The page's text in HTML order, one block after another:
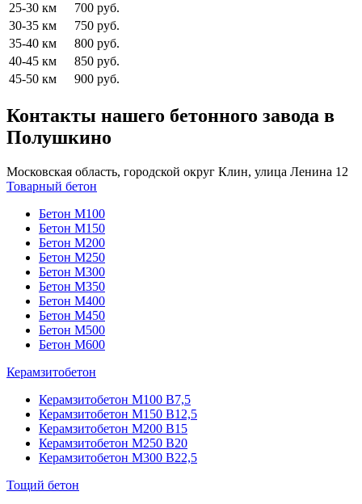
25-30 км
700 руб.
30-35 км
750 руб.
35-40 км
800 руб.
40-45 км
850 руб.
45-50 км
900 руб.
Контакты нашего бетонного завода в
Полушкино
Московская область, городской округ Клин, улица Ленина 12
Товарный бетон
Бетон М100
Бетон М150
Бетон М200
Бетон М250
Бетон М300
Бетон М350
Бетон М400
Бетон М450
Бетон М500
Бетон М600
Керамзитобетон
Керамзитобетон М100 В7,5
Керамзитобетон М150 В12,5
Керамзитобетон М200 В15
Керамзитобетон М250 В20
Керамзитобетон М300 В22,5
Тощий бетон